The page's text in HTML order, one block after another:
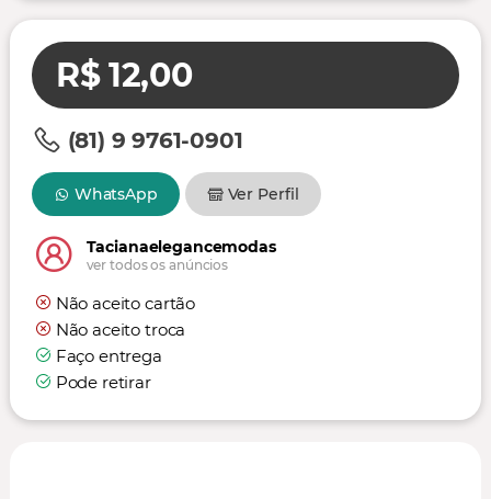
R$ 12,00
(81) 9 9761-0901
WhatsApp Ver Perfil
Tacianaelegancemodas
ver todos os anúncios
Não aceito cartão
Não aceito troca
Faço entrega
Pode retirar